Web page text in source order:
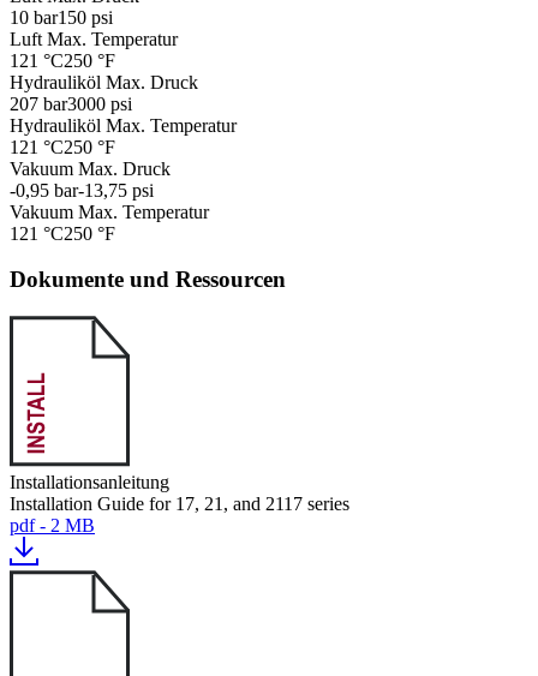
10 bar150 psi
Luft Max. Temperatur
121 °C250 °F
Hydrauliköl Max. Druck
207 bar3000 psi
Hydrauliköl Max. Temperatur
121 °C250 °F
Vakuum Max. Druck
-0,95 bar-13,75 psi
Vakuum Max. Temperatur
121 °C250 °F
Dokumente und Ressourcen
Installationsanleitung
Installation Guide for 17, 21, and 2117 series
pdf - 2 MB